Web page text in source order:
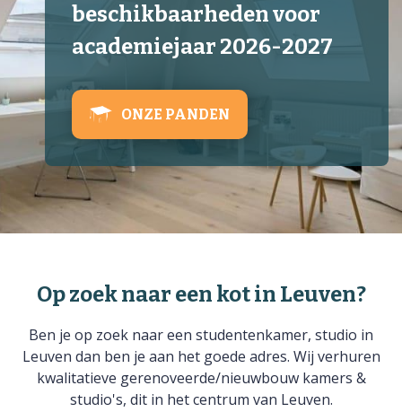
beschikbaarheden voor
academiejaar 2026-2027
ONZE PANDEN
Op zoek naar een kot in Leuven?
Ben je op zoek naar een studentenkamer, studio in
Leuven dan ben je aan het goede adres. Wij verhuren
kwalitatieve gerenoveerde/nieuwbouw kamers &
studio's, dit in het centrum van Leuven.